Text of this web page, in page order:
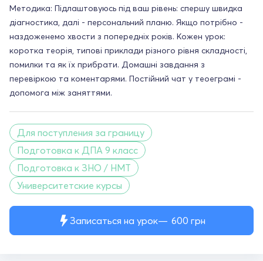
Записаться на урок 600 грн
Методика: Підлаштовуюсь під ваш рівень: спершу швидка
діагностика, далі - персональний планю. Якщо потрібно -
наздоженемо хвости з попередніх років. Кожен урок:
коротка теорія, типові приклади різного рівня складності,
помилки та як їх прибрати. Домашні завдання з
перевіркою та коментарями. Постійний чат у теоеграмі -
допомога між заняттями.
Для поступления за границу
Подготовка к ДПА 9 класс
Подготовка к ЗНО / НМТ
Университетские курсы